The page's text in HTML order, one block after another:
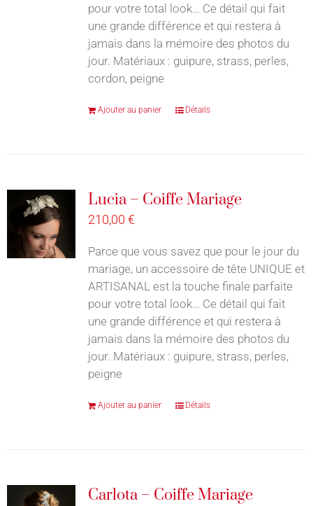
pour votre total look… Ce détail qui fait
une grande différence et qui restera à
jamais dans la mémoire des photos du
jour. Matériaux : guipure, strass, perles,
cordon, peigne
Ajouter au panier Détails
Lucia – Coiffe Mariage
210,00 €
Parce que vous savez que pour le jour du
mariage, un accessoire de tête UNIQUE et
ARTISANAL est la touche finale parfaite
pour votre total look… Ce détail qui fait
une grande différence et qui restera à
jamais dans la mémoire des photos du
jour. Matériaux : guipure, strass, perles,
peigne
Ajouter au panier Détails
Carlota – Coiffe Mariage